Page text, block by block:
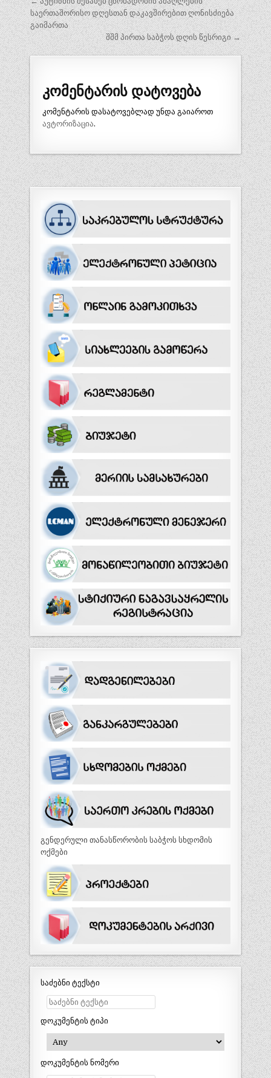
ნავიგაცია
საერთაშორისო დღესთან დაკავშირებით ღონისძიება
გაიმართა
შშმ პირთა საბჭოს დღის წესრიგი →
კომენტარის დატოვება
კომენტარის დასატოვებლად უნდა გაიაროთ
ავტორიზაცია.
გენდერული თანასწორობის საბჭოს სხდომის
ოქმები
საძებნი ტექსტი
დოკუმენტის ტიპი
დოკუმენტის ნომერი